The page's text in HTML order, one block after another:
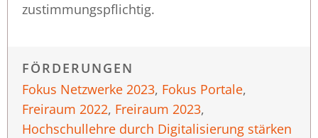
zustimmungspflichtig.
FÖRDERUNGEN
Fokus Netzwerke 2023, Fokus Portale,
Freiraum 2022, Freiraum 2023,
Hochschullehre durch Digitalisierung stärken